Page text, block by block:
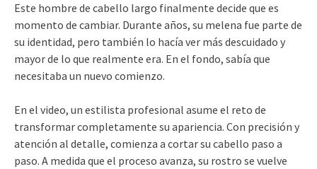
Este hombre de cabello largo finalmente decide que es
momento de cambiar. Durante años, su melena fue parte de
su identidad, pero también lo hacía ver más descuidado y
mayor de lo que realmente era. En el fondo, sabía que
necesitaba un nuevo comienzo.
En el video, un estilista profesional asume el reto de
transformar completamente su apariencia. Con precisión y
atención al detalle, comienza a cortar su cabello paso a
paso. A medida que el proceso avanza, su rostro se vuelve